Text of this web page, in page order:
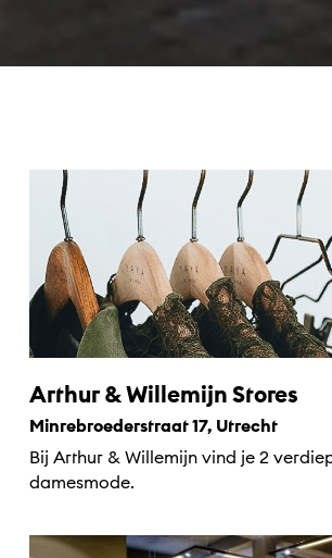
Arthur & Willemijn Stores
Minrebroederstraat 17, Utrecht
Bij Arthur & Willemijn vind je 2
damesmode.